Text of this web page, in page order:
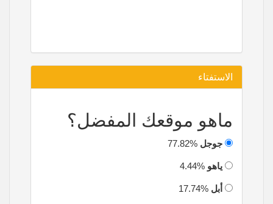
الاستفتاء
ماهو موقعك المفضل؟
جوجل
ياهو
أبل